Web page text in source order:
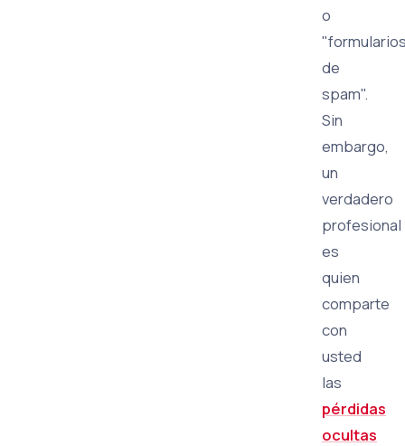
o
de
spam".
Sin
embargo,
un
verdadero
profesional
es
quien
comparte
con
usted
las
pérdidas
ocultas